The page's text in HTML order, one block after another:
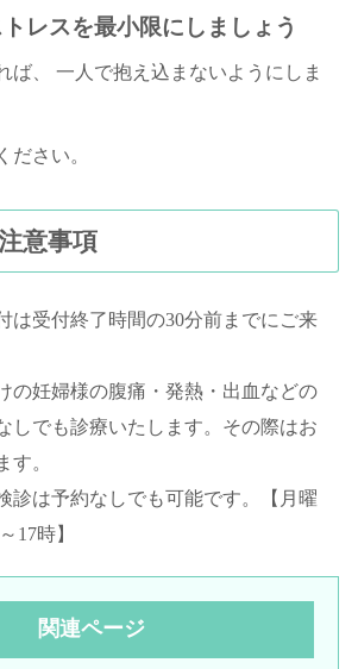
レスを最小限にしましょう
ば、 一人で抱え込まないようにしま
ださい。
意事項
は受付終了時間の30分前までにご来
の妊婦様の腹痛・発熱・出血などの
しでも診療いたします。その際はお
す。
診は予約なしでも可能です。【月曜
17時】
関連ページ